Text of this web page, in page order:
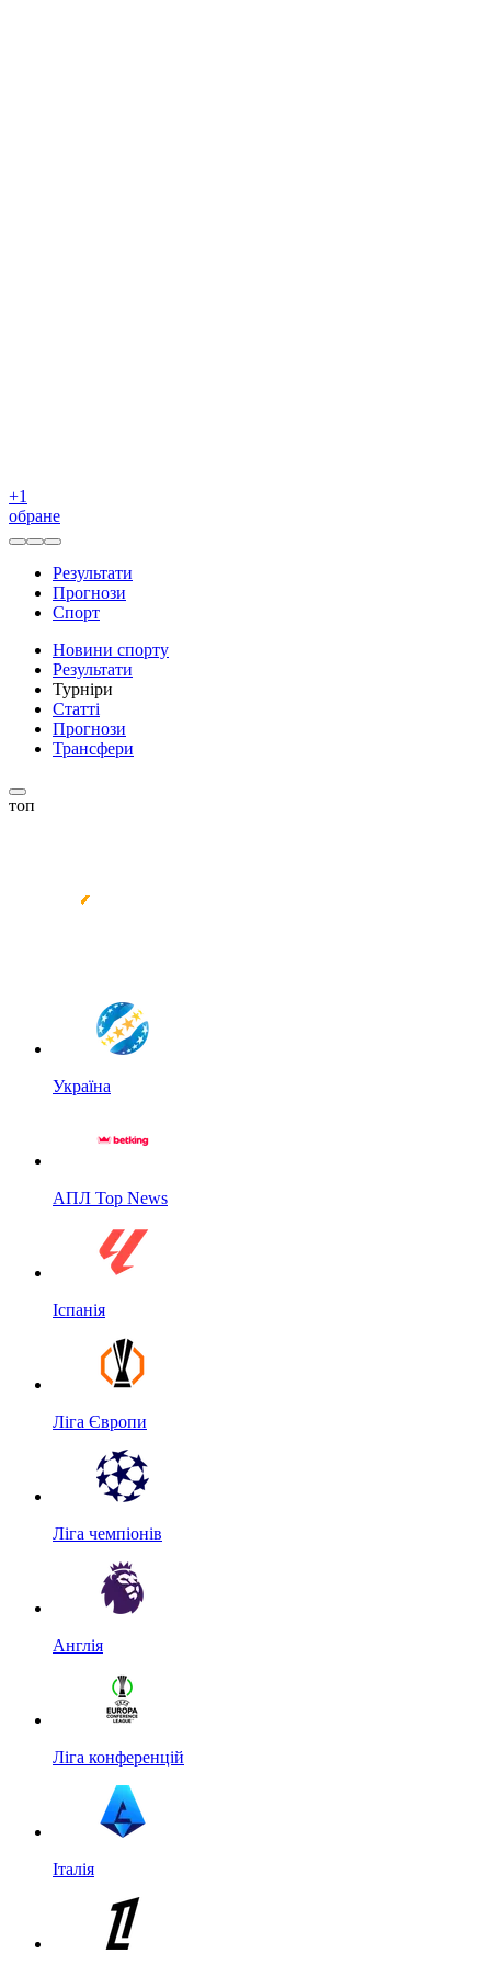
+1
обране
Результати
Прогнози
Спорт
Новини спорту
Результати
Турніри
Статті
Прогнози
Трансфери
топ
Україна
АПЛ Top News
Іспанія
Ліга Європи
Ліга чемпіонів
Англія
Ліга конференцій
Італія